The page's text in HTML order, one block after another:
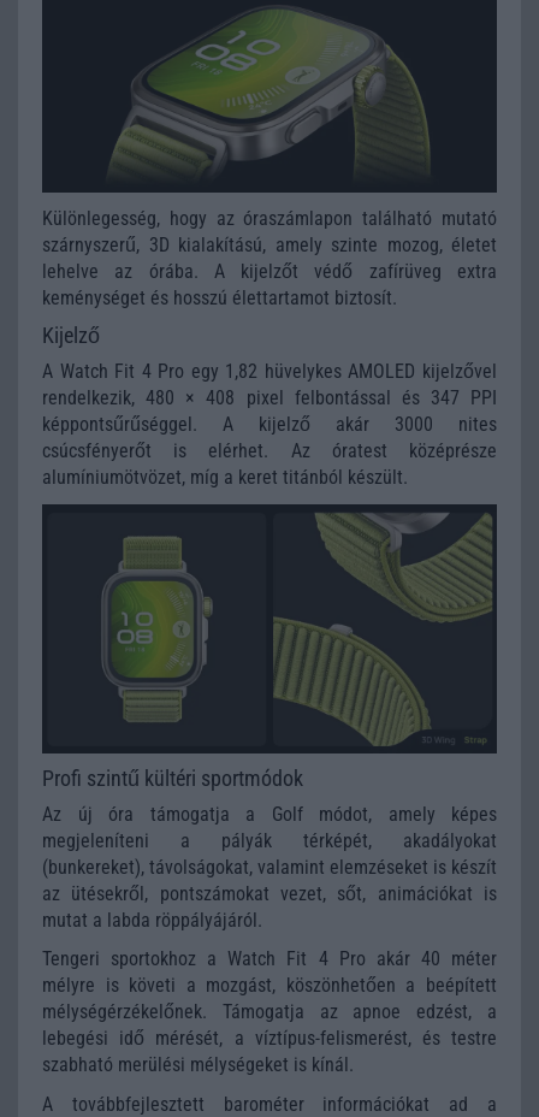
Különlegesség, hogy az óraszámlapon található mutató
szárnyszerű, 3D kialakítású, amely szinte mozog, életet
lehelve az órába. A kijelzőt védő zafírüveg extra
keménységet és hosszú élettartamot biztosít.
Kijelző
A Watch Fit 4 Pro egy 1,82 hüvelykes AMOLED kijelzővel
rendelkezik, 480 × 408 pixel felbontással és 347 PPI
képpontsűrűséggel. A kijelző akár 3000 nites
csúcsfényerőt is elérhet. Az óratest középrésze
alumíniumötvözet, míg a keret titánból készült.
Profi szintű kültéri sportmódok
Az új óra támogatja a Golf módot, amely képes
megjeleníteni a pályák térképét, akadályokat
(bunkereket), távolságokat, valamint elemzéseket is készít
az ütésekről, pontszámokat vezet, sőt, animációkat is
mutat a labda röppályájáról.
Tengeri sportokhoz a Watch Fit 4 Pro akár 40 méter
mélyre is követi a mozgást, köszönhetően a beépített
mélységérzékelőnek. Támogatja az apnoe edzést, a
lebegési idő mérését, a víztípus-felismerést, és testre
szabható merülési mélységeket is kínál.
A továbbfejlesztett barométer információkat ad a